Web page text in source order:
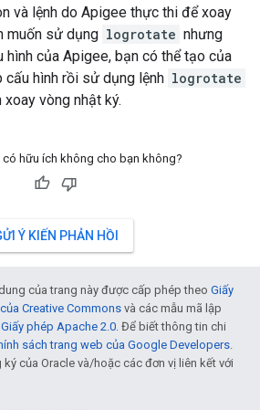
và lệnh do Apigee thực thi để xoay
muốn sử dụng logrotate nhưng
hình của Apigee, bạn có thể tạo của
cấu hình rồi sử dụng lệnh logrotate
vòng nhật ký.
có hữu ích không cho bạn không?
Ý KIẾN PHẢN HỒI
của trang này được cấp phép theo Giấy
Creative Commons và các mẫu mã lập
Giấy phép Apache 2.0. Để biết thông tin chi
sách trang web của Google Developers.
của Oracle và/hoặc các đơn vị liên kết với